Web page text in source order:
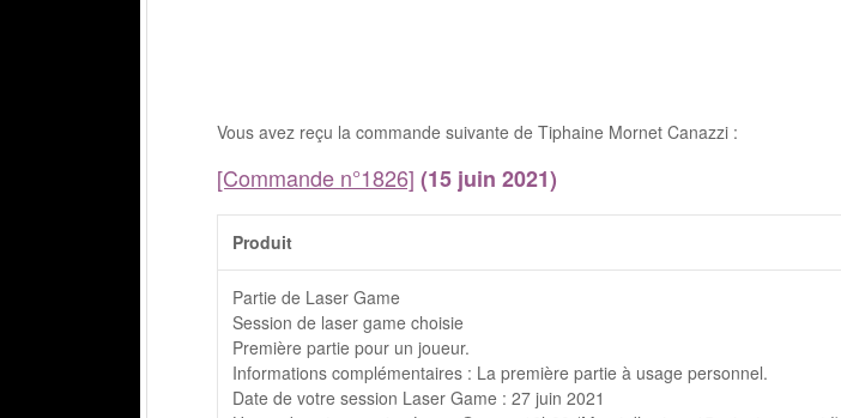
Vous avez reçu la commande suivante de Tiphaine Mornet Canazzi :
[Commande n°1826] (15 juin 2021)
Produit
Partie de Laser Game
Session de laser game choisie
Première partie pour un joueur.
Informations complémentaires : La première partie à usage personnel.
Date de votre session Laser Game : 27 juin 2021